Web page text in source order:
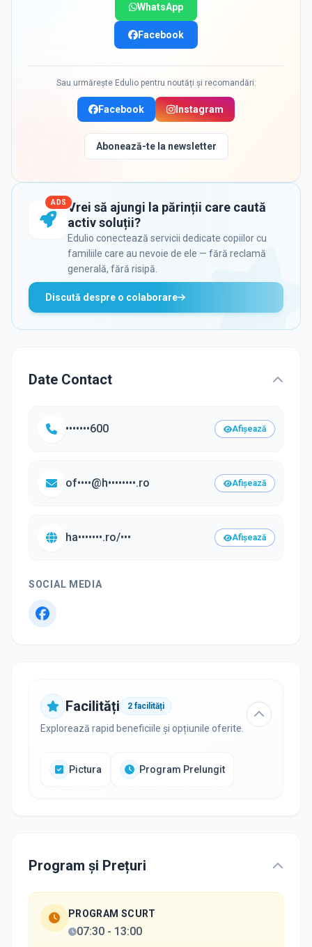
WhatsApp
Facebook
Sau urmărește Edulio pentru noutăți și recomandări:
Facebook Instagram
Abonează-te la newsletter
ADS Vrei să ajungi la părinții care caută
activ soluții?
Edulio conectează servicii dedicate copiilor cu
familiile care au nevoie de ele — fără reclamă
generală, fără risipă.
Discută despre o colaborare
Date Contact
•••••••600 Afișează
of••••@h••••••••.ro Afișează
ha•••••••.ro/••• Afișează
SOCIAL MEDIA
Facilități 2 facilități
Explorează rapid beneficiile și opțiunile oferite.
Pictura Program Prelungit
Program și Prețuri
PROGRAM SCURT
07:30 - 13:00